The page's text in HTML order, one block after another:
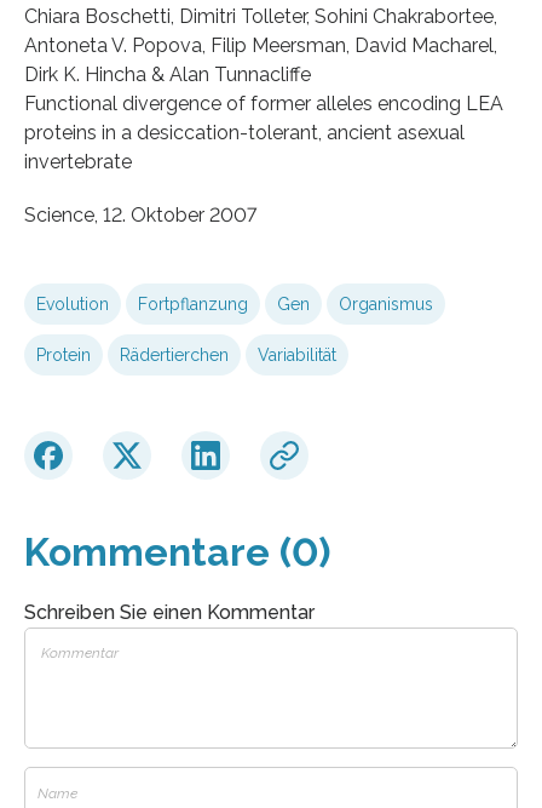
Chiara Boschetti, Dimitri Tolleter, Sohini Chakrabortee,
Antoneta V. Popova, Filip Meersman, David Macharel,
Dirk K. Hincha & Alan Tunnacliffe
Functional divergence of former alleles encoding LEA
proteins in a desiccation-tolerant, ancient asexual
invertebrate
Science, 12. Oktober 2007
Evolution Fortpflanzung Gen Organismus
Protein Rädertierchen Variabilität
Kommentare (0)
Schreiben Sie einen Kommentar